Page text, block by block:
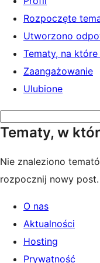
Rozpoczęte
Utworzono
Tematy, na
Zaangażowanie
Ulubione
tematy:
Tematy, w
Nie znaleziono
rozpocznij nowy post.
O nas
Aktualności
Hosting
Prywatność